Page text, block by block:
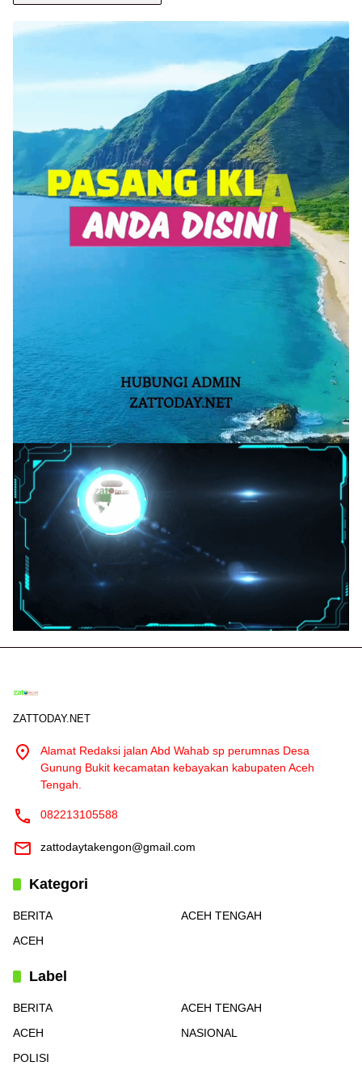
ZATTODAY.NET
Alamat Redaksi jalan Abd Wahab sp perumnas Desa
Gunung Bukit kecamatan kebayakan kabupaten Aceh
Tengah.
082213105588
zattodaytakengon@gmail.com
Kategori
BERITA
ACEH TENGAH
ACEH
Label
BERITA
ACEH TENGAH
ACEH
NASIONAL
POLISI